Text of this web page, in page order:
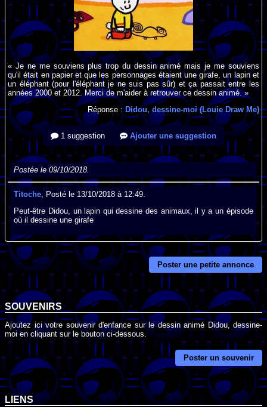
« Je ne me souviens plus trop du dessin animé mais je me souviens
qu'il était en papier et que les personnages étaient une girafe, un lapin et
un éléphant (pour l'éléphant je ne suis pas sûr) et ça passait entre les
années 2000 et 2012. Merci de m'aider à retrouver ce dessin animé. »
Réponse :Didou, dessine-moi (Louie Draw Me)
1 suggestion Ajouter une suggestion
Postée le 09/10/2018.
Titoche , Posté le 13/10/2018 à 12:49.
Peut-être Didou, un lapin qui dessine des animaux, il y a un épisode
où il dessine une girafe
Poster une petite annonce
SOUVENIRS
Ajoutez ici votre souvenir d'enfance sur le dessin animé Didou, dessine-
moi en cliquant sur le bouton ci-dessous.
Poster un souvenir
LIENS